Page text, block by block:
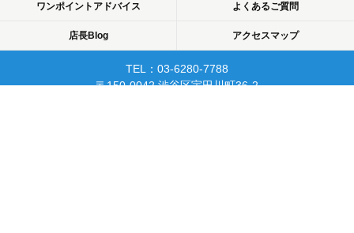
ワンポイントアドバイス よくあるご質問
店長Blog アクセスマップ
TEL：03-6280-7788
〒150-0042 渋谷区宇田川町36-2